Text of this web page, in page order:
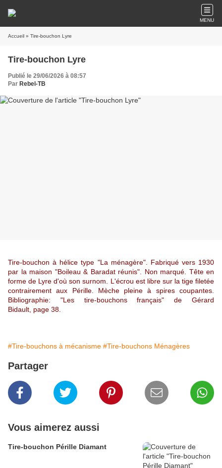
MENU
Accueil » Tire-bouchon Lyre
Tire-bouchon Lyre
Publié le 29/06/2026 à 08:57
Par Rebel-TB
Tire-bouchon à hélice type "La ménagère". Fabriqué vers 1930
par la maison "Boileau & Baradat réunis". Non marqué. Tête en
forme de Lyre d'où son surnom. L'écrou est libre sur la tige filetée
contrairement aux Pérille. Mèche pleine à spires coupantes.
Bibliographie: "Les tire-bouchons français" de Gérard
Bidault, page 38.
#Tire-bouchons à mécanisme #Tire-bouchons Ménagères
Partager
Vous aimerez aussi
Tire-bouchon Pérille Diamant